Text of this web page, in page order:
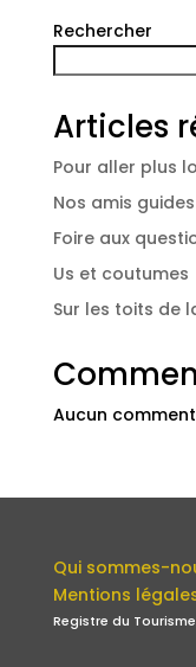
Rechercher
Articles
Pour aller plus
Nos amis
Foire aux
Us et coutumes
Sur les toits de
Aucun
Qui sommes-
Mentions
Registre du Tourisme